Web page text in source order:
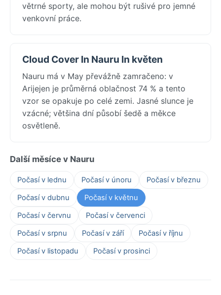
větrné sporty, ale mohou být rušivé pro jemné
venkovní práce.
Cloud Cover In Nauru In květen
Nauru má v May převážně zamračeno: v
Arijejen je průměrná oblačnost 74 % a tento
vzor se opakuje po celé zemi. Jasné slunce je
vzácné; většina dní působí šedě a měkce
osvětleně.
Další měsíce v Nauru
Počasí v lednu Počasí v únoru
Počasí v březnu
Počasí v dubnu
Počasí v květnu
Počasí v červnu
Počasí v červenci
Počasí v srpnu
Počasí v září
Počasí v říjnu
Počasí v listopadu
Počasí v prosinci